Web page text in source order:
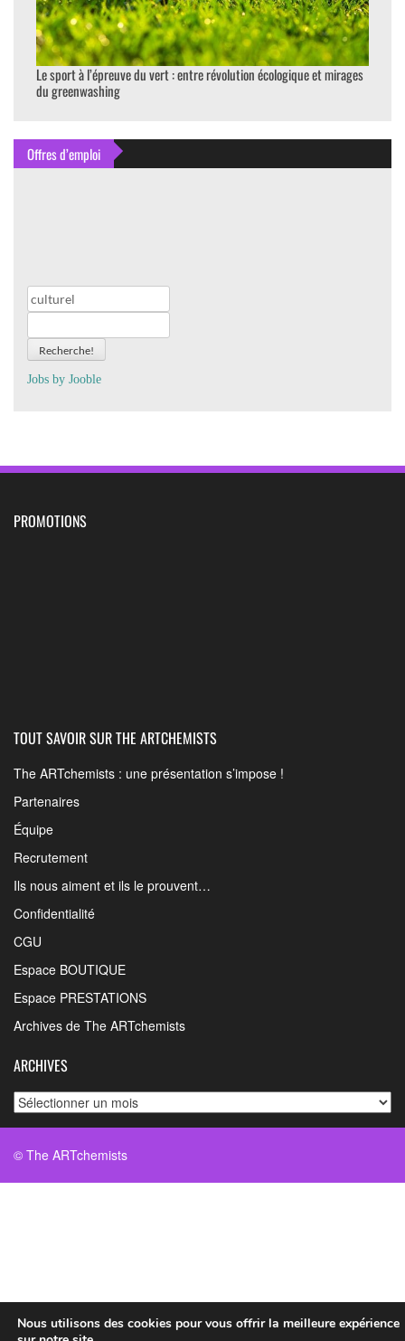
Le sport à l’épreuve du vert : entre révolution écologique et mirages
du greenwashing
Offres d’emploi
Recherche!
Jobs by Jooble
PROMOTIONS
TOUT SAVOIR SUR THE ARTCHEMISTS
The ARTchemists : une présentation s’impose !
Partenaires
Équipe
Recrutement
Ils nous aiment et ils le prouvent…
Confidentialité
CGU
Espace BOUTIQUE
Espace PRESTATIONS
Archives de The ARTchemists
ARCHIVES
Archives
© The ARTchemists
Nous utilisons des cookies pour vous offrir la meilleure expérience